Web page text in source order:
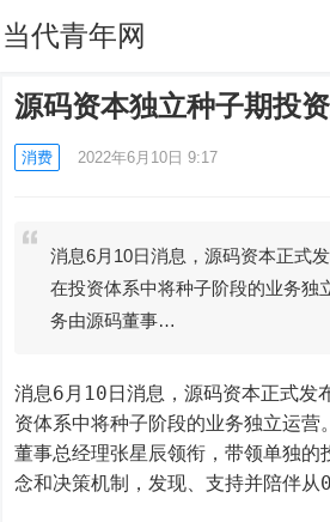
当代青年网
源码资本独立种子期投
消费 2022年6月10日 9:17
消息6月10日消息，源码资本正式
在投资体系中将种子阶段的业务独
务由源码董事…
消息6月10日消息，源码资本正式发
资体系中将种子阶段的业务独立运营
董事总经理张星辰领衔，带领单独的
念和决策机制，发现、支持并陪伴从